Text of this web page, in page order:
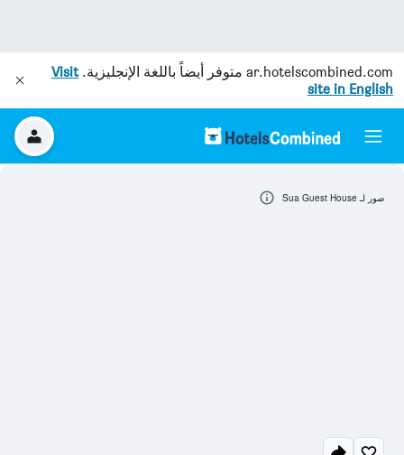
ar.hotelscombined.com متوفر أيضاً باللغة الإنجليزية.Visit
site in English
صور لـ Sua Guest House